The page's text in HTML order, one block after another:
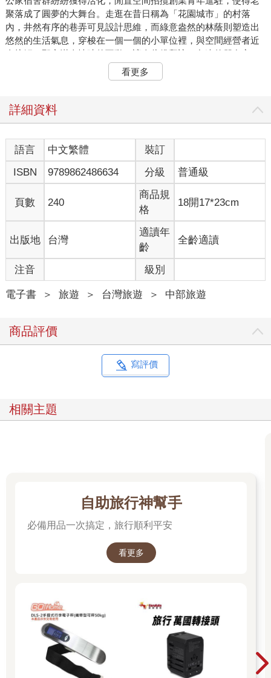
聚落成了圓夢的大舞台。走逛在昔日稱為「花園城市」的村落
內，井然有序的巷弄可見設計思維，而綠意盎然的林蔭則塑造出
悠然的生活氣息，穿梭在一個一個的小單位裡，與空間經營者近
身接觸，那充滿人情味的互動，讓人彷彿拜訪了久違的朋友家。
★光復社區：啟動摘星計劃， 老眷村有了新靈魂
喜愛老眷村魅力的你，來到台中千萬別錯過霧峰的光復新村。井
灣省政府依據英國「花園城市」概 念打造的新市鎮，全盛時期有
公園綠地、學校、市場，甚至全台灣最先進的下水道系統等等，
社區的生活機能十分完善。儘管建物歷經歲月的斑駁及九二一重
災影響而毀損，住戶們也早已搬離此處，村落顯得荒涼沒落，仍
不難看出一九五○年代聚落的風貌。自台中市政府推動青年創業的
摘星計畫之後，老房得以重新修復也吸引了店家進駐，包括獨立
書店、咖啡館、雜貨店與藝文空間等，昔日的眷屬宿舍在引入多
元的文創活力後，搖身一變成了今日青年的夢想起點，彷彿喚醒
了老建築的靈魂，也完成了另類的「世代交替」。
鄰近站名：光復新村／坑口（921 地震園區）站
地址：台中市霧峰區和平路、民權路、民族路
入列台中「摘星計畫」之一的審計新村，與霧峰光復新村同樣都
是舊眷舍活化再利用的案例，而審計新村的興建也與光復新村間
接相關，是一九六九年代為了分擔霧峰光復新村與南投中興新村
畫指標社區的榮光。可惜，老眷舍在一九八八年精省作業後逐漸
中走廊，將加強磚造的洋式建築二樓動線串連起來，使人可以遊
走在半空中，以另一個角度欣賞園區。而這樣做的目的還有一
個，未來由二樓直接出入的空間將在「紅點文旅」的規劃下做為
背包客旅店，這也是審計新村與其他文創園區最大不同之處。
鄰近站名：向上國中 地址：台中市西區民生路368巷周邊（中興
★綠光計畫：台水宿舍大變身，打造青創夢工廠
漫步中興路一巷裡，轉個彎卻彷彿進入不同時空，昔日老舊的十
二棟台水老宿舍，常綠蔓莖攀爬屋瓦底下的庭院深深，卻已然成
了風格聚落。不經意走過，小窗裡頭的工作室、咖啡館、髮廊，
每一間都引人窺探。
看更多
詳細資料
語言 中文繁體
裝訂
ISBN
9789862486634 分級 普通級
頁數 240
商品規
格
18開17*23cm
出版地 台灣
適讀年
齡
全齡適讀
注音 級別
電子書 ＞ 旅遊 ＞ 台灣旅遊 ＞ 中部旅遊
商品評價
寫評價
相關主題
自助旅行神幫手
必備用品一次搞定，旅行順利平安
看更多